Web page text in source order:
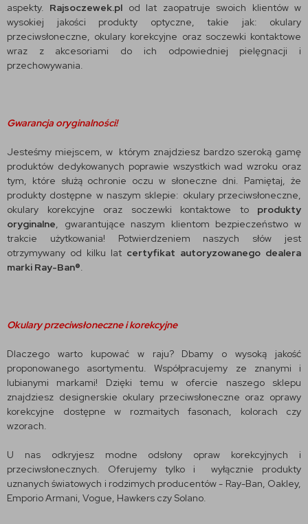
aspekty. Rajsoczewek.pl od lat zaopatruje swoich klientów w
wysokiej jakości produkty optyczne, takie jak: okulary
przeciwsłoneczne, okulary korekcyjne oraz soczewki kontaktowe
wraz z akcesoriami do ich odpowiedniej pielęgnacji i
przechowywania.
Gwarancja oryginalności!
Jesteśmy miejscem, w którym znajdziesz bardzo szeroką gamę
produktów dedykowanych poprawie wszystkich wad wzroku oraz
tym, które służą ochronie oczu w słoneczne dni. Pamiętaj, że
produkty dostępne w naszym sklepie: okulary przeciwsłoneczne,
okulary korekcyjne oraz soczewki kontaktowe to produkty
oryginalne, gwarantujące naszym klientom bezpieczeństwo w
trakcie użytkowania! Potwierdzeniem naszych słów jest
otrzymywany od kilku lat certyfikat autoryzowanego dealera
marki Ray-Ban®.
Okulary przeciwsłoneczne i korekcyjne
Dlaczego warto kupować w raju? Dbamy o wysoką jakość
proponowanego asortymentu. Współpracujemy ze znanymi i
lubianymi markami! Dzięki temu w ofercie naszego sklepu
znajdziesz designerskie okulary przeciwsłoneczne oraz oprawy
korekcyjne dostępne w rozmaitych fasonach, kolorach czy
wzorach.
U nas odkryjesz modne odsłony opraw korekcyjnych i
przeciwsłonecznych. Oferujemy tylko i wyłącznie produkty
uznanych światowych i rodzimych producentów - Ray-Ban, Oakley,
Emporio Armani, Vogue, Hawkers czy Solano.